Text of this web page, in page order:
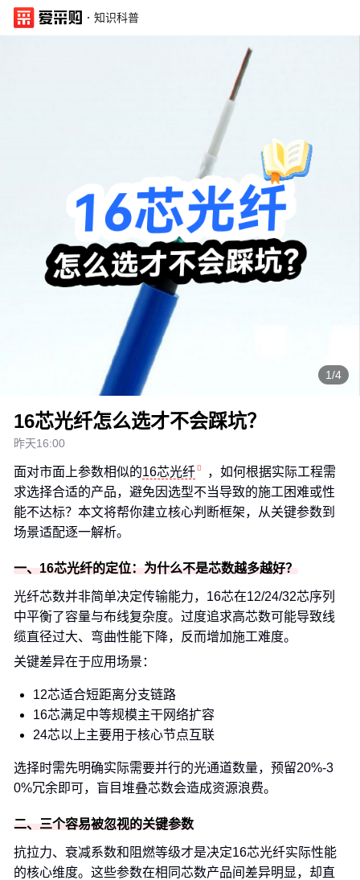
· 知识科普
1/4
16芯光纤怎么选才不会踩坑？
昨天16:00
面对市面上参数相似的16芯光纤
，如何根据实际工程需
求选择合适的产品，避免因选型不当导致的施工困难或性
能不达标？本文将帮你建立核心判断框架，从关键参数到
场景适配逐一解析。
一、16芯光纤的定位：为什么不是芯数越多越好？
光纤芯数并非简单决定传输能力，16芯在12/24/32芯序列
中平衡了容量与布线复杂度。过度追求高芯数可能导致线
缆直径过大、弯曲性能下降，反而增加施工难度。
关键差异在于应用场景：
12芯适合短距离分支链路
16芯满足中等规模主干网络扩容
24芯以上主要用于核心节点互联
选择时需先明确实际需要并行的光通道数量，预留20%-3
0%冗余即可，盲目堆叠芯数会造成资源浪费。
二、三个容易被忽视的关键参数
抗拉力、衰减系数和阻燃等级才是决定16芯光纤实际性能
的核心维度。这些参数在相同芯数产品间差异明显，却直